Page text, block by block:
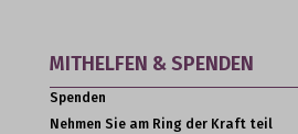
MITHELFEN & SPENDEN
Spenden
Nehmen Sie am Ring der Kraft teil